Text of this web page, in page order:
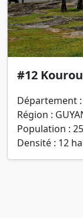
#12
Département :
Région :
Population :
Densité : 12